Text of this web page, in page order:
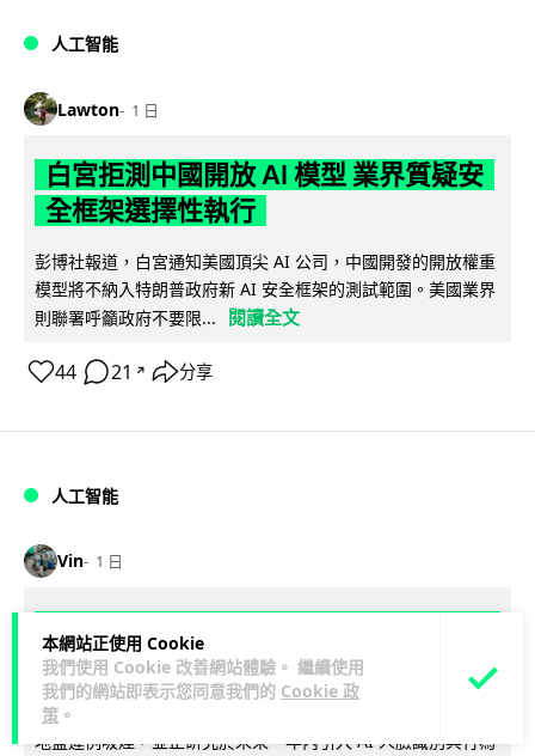
本網站正使用 Cookie
我們使用 Cookie 改善網站體驗。 繼續使用
我們的網站即表示您同意我們的 Cookie 政
策 。
人工智能
Lawton 1 日
白宮拒測中國開放 AI 模型 業界質疑安
全框架選擇性執行
彭博社報道，白宮通知美國頂尖 AI 公司，中國開發的開放權重
模型將不納入特朗普政府新 AI 安全框架的測試範圍。美國業界
則聯署呼籲政府不要限...
閱讀全文
44 21 ↗ 分享
人工智能
Vin 1 日
地盤偷吸煙難逃高空法眼 勞工處出動熱
感無人機 擬加 AI 人臉識別精準執法
勞工處投入配備熱感應鏡頭的小型無人機進行高空巡邏以打擊
地盤違例吸煙，並正研究於未來一年內引入 AI 人臉識別與行為